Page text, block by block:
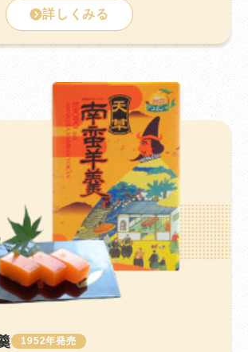
詳しくみる
1952